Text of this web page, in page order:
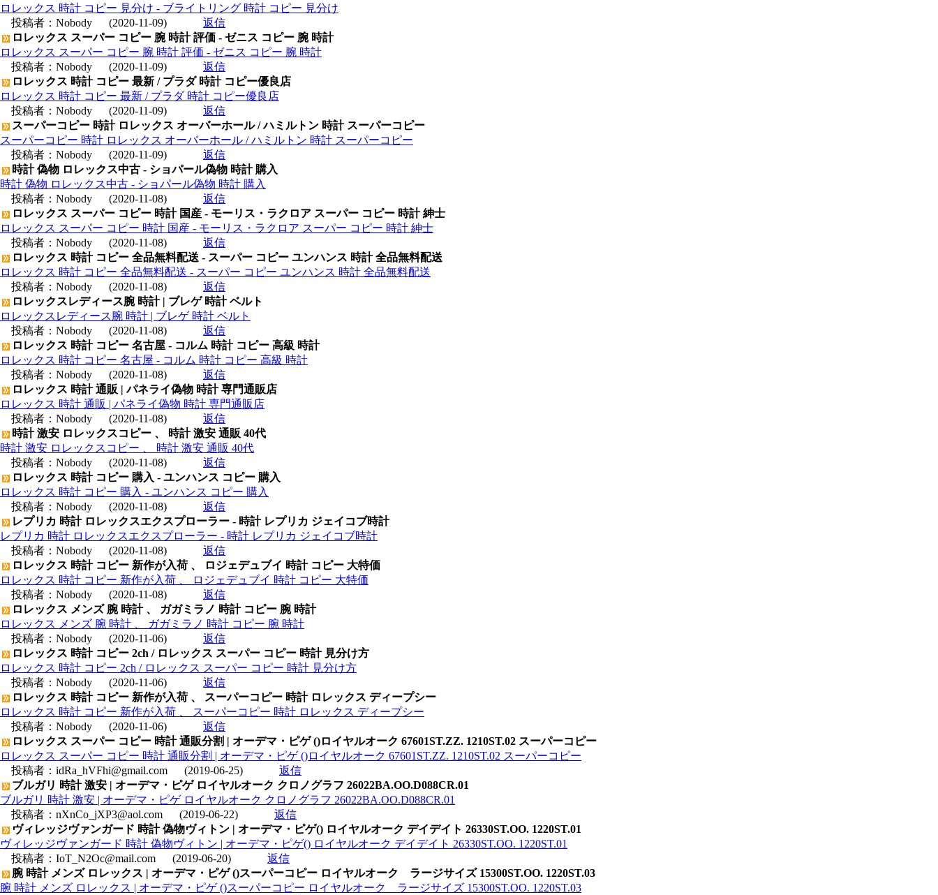
ロレックス 時計 コピー 見分け - ブライトリング 時計 コピー 見分け
投稿者： Nobody (2020-11-09)
返信
ロレックス スーパー コピー 腕 時計 評価 - ゼニス コピー 腕 時計
ロレックス スーパー コピー 腕 時計 評価 - ゼニス コピー 腕 時計
投稿者： Nobody (2020-11-09)
返信
ロレックス 時計 コピー 最新 / プラダ 時計 コピー優良店
ロレックス 時計 コピー 最新 / プラダ 時計 コピー優良店
投稿者： Nobody (2020-11-09)
返信
スーパーコピー 時計 ロレックス オーバーホール / ハミルトン 時計 スーパーコピー
スーパーコピー 時計 ロレックス オーバーホール / ハミルトン 時計 スーパーコピー
投稿者： Nobody (2020-11-09)
返信
時計 偽物 ロレックス中古 - ショパール偽物 時計 購入
時計 偽物 ロレックス中古 - ショパール偽物 時計 購入
投稿者： Nobody (2020-11-08)
返信
ロレックス スーパー コピー 時計 国産 - モーリス・ラクロア スーパー コピー 時計 紳士
ロレックス スーパー コピー 時計 国産 - モーリス・ラクロア スーパー コピー 時計 紳士
投稿者： Nobody (2020-11-08)
返信
ロレックス 時計 コピー 全品無料配送 - スーパー コピー ユンハンス 時計 全品無料配送
ロレックス 時計 コピー 全品無料配送 - スーパー コピー ユンハンス 時計 全品無料配送
投稿者： Nobody (2020-11-08)
返信
ロレックスレディース腕 時計 | ブレゲ 時計 ベルト
ロレックスレディース腕 時計 | ブレゲ 時計 ベルト
投稿者： Nobody (2020-11-08)
返信
ロレックス 時計 コピー 名古屋 - コルム 時計 コピー 高級 時計
ロレックス 時計 コピー 名古屋 - コルム 時計 コピー 高級 時計
投稿者： Nobody (2020-11-08)
返信
ロレックス 時計 通販 | パネライ偽物 時計 専門通販店
ロレックス 時計 通販 | パネライ偽物 時計 専門通販店
投稿者： Nobody (2020-11-08)
返信
時計 激安 ロレックスコピー 、 時計 激安 通販 40代
時計 激安 ロレックスコピー 、 時計 激安 通販 40代
投稿者： Nobody (2020-11-08)
返信
ロレックス 時計 コピー 購入 - ユンハンス コピー 購入
ロレックス 時計 コピー 購入 - ユンハンス コピー 購入
投稿者： Nobody (2020-11-08)
返信
レプリカ 時計 ロレックスエクスプローラー - 時計 レプリカ ジェイコブ時計
レプリカ 時計 ロレックスエクスプローラー - 時計 レプリカ ジェイコブ時計
投稿者： Nobody (2020-11-08)
返信
ロレックス 時計 コピー 新作が入荷 、 ロジェデュブイ 時計 コピー 大特価
ロレックス 時計 コピー 新作が入荷 、 ロジェデュブイ 時計 コピー 大特価
投稿者： Nobody (2020-11-08)
返信
ロレックス メンズ 腕 時計 、 ガガミラノ 時計 コピー 腕 時計
ロレックス メンズ 腕 時計 、 ガガミラノ 時計 コピー 腕 時計
投稿者： Nobody (2020-11-06)
返信
ロレックス 時計 コピー 2ch / ロレックス スーパー コピー 時計 見分け方
ロレックス 時計 コピー 2ch / ロレックス スーパー コピー 時計 見分け方
投稿者： Nobody (2020-11-06)
返信
ロレックス 時計 コピー 新作が入荷 、 スーパーコピー 時計 ロレックス ディープシー
ロレックス 時計 コピー 新作が入荷 、 スーパーコピー 時計 ロレックス ディープシー
投稿者： Nobody (2020-11-06)
返信
ロレックス スーパー コピー 時計 通販分割 | オーデマ・ピゲ ()ロイヤルオーク 67601ST.ZZ. 1210ST.02 スーパーコピー
ロレックス スーパー コピー 時計 通販分割 | オーデマ・ピゲ ()ロイヤルオーク 67601ST.ZZ. 1210ST.02 スーパーコピー
投稿者： idRa_hVFhi@gmail.com (2019-06-25)
返信
ブルガリ 時計 激安 | オーデマ・ピゲ ロイヤルオーク クロノグラフ 26022BA.OO.D088CR.01
ブルガリ 時計 激安 | オーデマ・ピゲ ロイヤルオーク クロノグラフ 26022BA.OO.D088CR.01
投稿者： nXnCo_jXP3@aol.com (2019-06-22)
返信
ヴィレッジヴァンガード 時計 偽物ヴィトン | オーデマ・ピゲ() ロイヤルオーク デイデイト 26330ST.OO. 1220ST.01
ヴィレッジヴァンガード 時計 偽物ヴィトン | オーデマ・ピゲ() ロイヤルオーク デイデイト 26330ST.OO. 1220ST.01
投稿者： IoT_N2Oc@mail.com (2019-06-20)
返信
腕 時計 メンズ ロレックス | オーデマ・ピゲ ()スーパーコピー ロイヤルオーク ラージサイズ 15300ST.OO. 1220ST.03
腕 時計 メンズ ロレックス | オーデマ・ピゲ ()スーパーコピー ロイヤルオーク ラージサイズ 15300ST.OO. 1220ST.03